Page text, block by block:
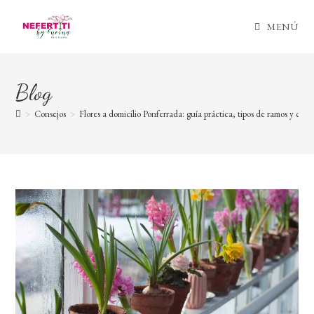
contenido
MENÚ
Blog
> Consejos > Flores a domicilio Ponferrada: guía práctica, tipos de ramos y